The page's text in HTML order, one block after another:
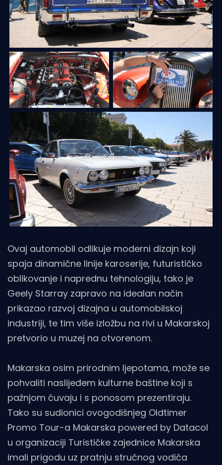
Ovaj automobil odlikuje moderni dizajn koji
spaja dinamične linije karoserije, futurističko
oblikovanje i naprednu tehnologiju, tako je
Geely Starray zapravo na idealan način
prikazao razvoj dizajna u automobilskoj
industriji, te tim više izložbu na rivi u Makarskoj
pretvorio u muzej na otvorenom.
Makarska osim prirodnim ljepotama, može se
pohvaliti naslijeđem kulturne baštine koji s
pažnjom čuvaju i s ponosom prezentiraju.
Tako su sudionici ovogodišnjeg Oldtimer
Promo Tour-a Makarska powered by Datacol
u organizaciji Turističke zajednice Makarska
imali prigodu uz pratnju stručnog vodiča